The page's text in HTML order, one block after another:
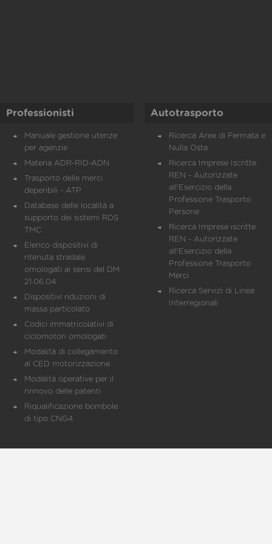
Professionisti
Manuale gestione utenze
per agenzie
Materia ADR-RID-ADN
Trasporto delle merci
deperibili - ATP
Database delle località a
supporto dei sistemi RDS
TMC
Elenco dispositivi di
ritenuta stradale
omologati ai sensi del DM
21.06.04
Dispositivi riduzioni di
massa particolato
Codici immatricolativi di
ciclomotori omologati
Modalità di collegamento
al CED motorizzazione
Modalità operative per il
rinnovo delle patenti
Riqualificazione bombole
di tipo CNG4
Autotrasporto
Ricerca Aree di Fermata e
Nulla Osta
Ricerca Imprese Iscritte
REN - Autorizzate
all'Esercizio della
Professione Trasporto
Persone
Ricerca Imprese iscritte
REN - Autorizzate
all'Esercizio della
Professione Trasporto
Merci
Ricerca Servizi di Linea
Interregionali